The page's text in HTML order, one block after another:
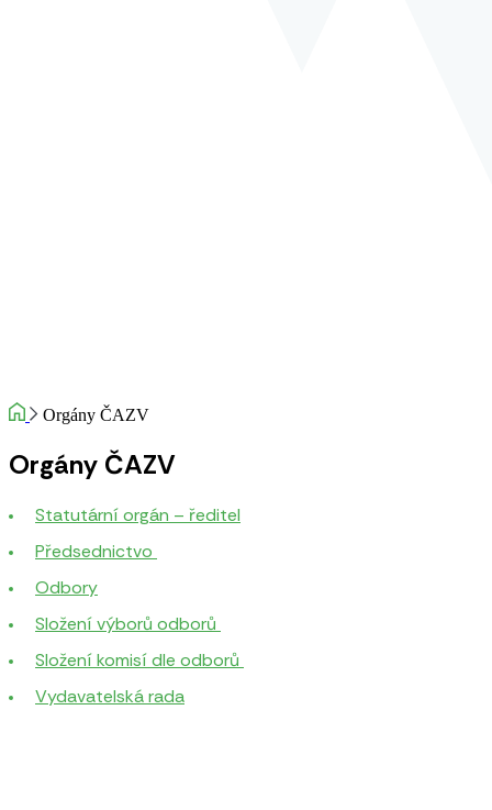
Orgány ČAZV
Orgány ČAZV
Statutární orgán – ředitel
Předsednictvo
Odbory
Složení výborů odborů
Složení komisí dle odborů
Vydavatelská rada